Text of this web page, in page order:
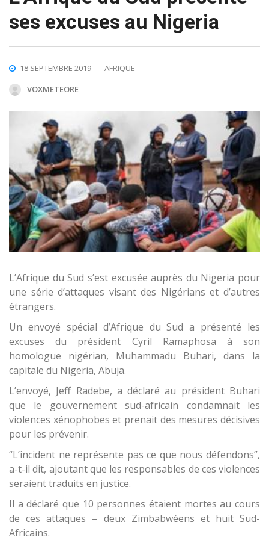
ses excuses au Nigeria
18 SEPTEMBRE 2019
AFRIQUE
VOXMETEORE
L’Afrique du Sud s’est excusée auprès du Nigeria pour
une série d’attaques visant des Nigérians et d’autres
étrangers.
Un envoyé spécial d’Afrique du Sud a présenté les
excuses du président Cyril Ramaphosa à son
homologue nigérian, Muhammadu Buhari, dans la
capitale du Nigeria, Abuja.
L’envoyé, Jeff Radebe, a déclaré au président Buhari
que le gouvernement sud-africain condamnait les
violences xénophobes et prenait des mesures décisives
pour les prévenir.
“L’incident ne représente pas ce que nous défendons”,
a-t-il dit, ajoutant que les responsables de ces violences
seraient traduits en justice.
Il a déclaré que 10 personnes étaient mortes au cours
de ces attaques – deux Zimbabwéens et huit Sud-
Africains.